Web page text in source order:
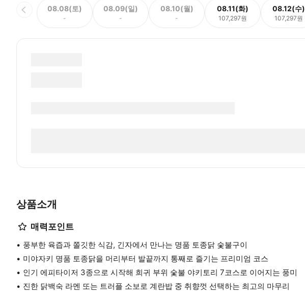
08.08(토)
-
08.09(일)
-
08.10(월)
-
08.11(화)
107,297원
08.12(수)
107,297원
상품소개
매력포인트
풍부한 육즙과 쫄깃한 식감, 긴자에서 만나는 명품 토종닭 숯불구이
미야자키 명품 토종닭을 머리부터 발끝까지 통째로 즐기는 프리미엄 코스
인기 에피타이저 3종으로 시작해 희귀 부위 숯불 야키토리 7코스로 이어지는 풍미
진한 닭백숙 라멘 또는 트러플 소보로 계란밥 중 취향껏 선택하는 최고의 마무리